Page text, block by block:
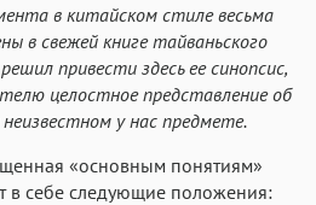
в китайском стиле весьма
в свежей книге тайваньского
привести здесь ее синопсис,
целостное представление об
у нас предмете.
«основным понятиям»
в себе следующие положения: